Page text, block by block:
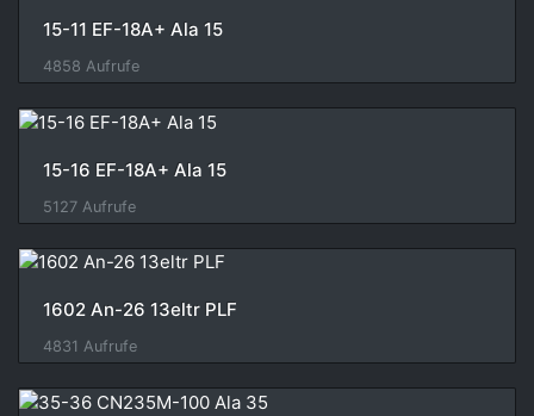
15-11 EF-18A+ Ala 15
4858 Aufrufe
15-16 EF-18A+ Ala 15
5127 Aufrufe
1602 An-26 13eltr PLF
4831 Aufrufe